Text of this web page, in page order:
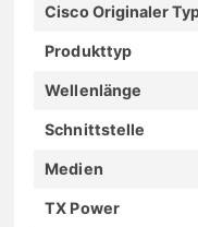
Cisco Originaler
Produkttyp
Wellenlänge
Schnittstelle
Medien
TX Power